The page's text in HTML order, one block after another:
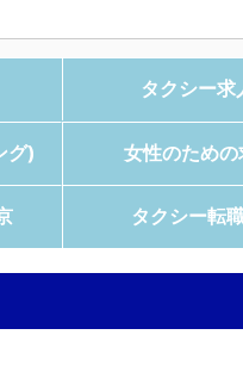
タクシー求
グ) 女性のため
タクシー転